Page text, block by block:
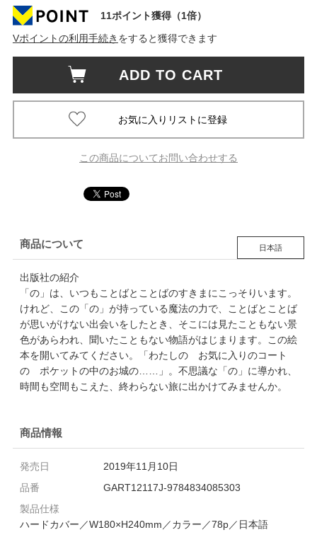
11ポイント獲得（1倍）
Vポイントの利用手続き をすると獲得できます
ADD TO CART
この商品についてお問い合わせする
商品について 日本語
出版社の紹介
「の」は、いつもことばとことばのすきまにこっそりいます。
けれど、この「の」が持っている魔法の力で、ことばとことば
が思いがけない出会いをしたとき、そこには見たこともない景
色があらわれ、聞いたこともない物語がはじまります。この絵
本を開いてみてください。「わたしの お気に入りのコート
の ポケットの中のお城の……」。不思議な「の」に導かれ、
時間も空間もこえた、終わらない旅に出かけてみませんか。
商品情報
発売日
2019年11月10日
品番
GART12117J-9784834085303
製品仕様
ハードカバー／W180×H240mm／カラー／78p／日本語